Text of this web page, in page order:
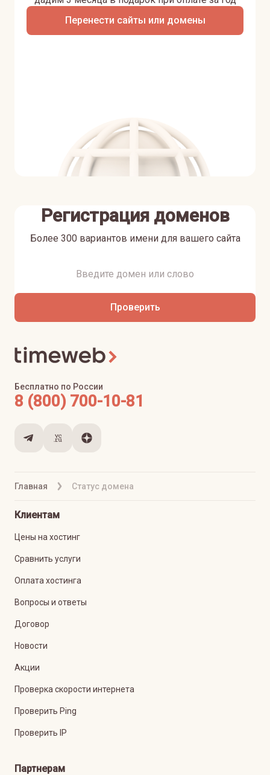
Перенести сайты или домены
Регистрация доменов
Более 300 вариантов имени для вашего сайта
Проверить
Главная Статус домена
Бесплатно по России
8 (800) 700-10-81
Клиентам
Цены на хостинг
Сравнить услуги
Оплата хостинга
Вопросы и ответы
Договор
Новости
Акции
Проверка скорости интернета
Проверить Ping
Проверить IP
Партнерам